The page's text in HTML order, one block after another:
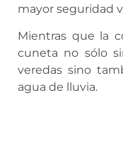
mayor seguridad
Mientras que la
cuneta no sólo
veredas sino
agua de lluvia.